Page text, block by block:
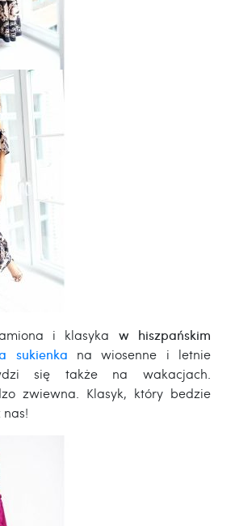
i klasyka w hiszpańskim
sukienka na wiosenne i letnie
się także na wakacjach.
zwiewna. Klasyk, który bedzie
nas!